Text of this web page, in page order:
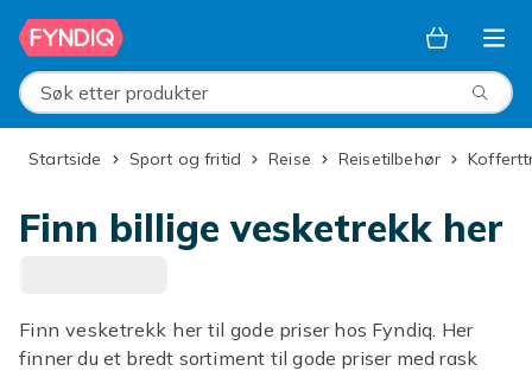
Hopp til hovedinnhold
Søk etter produkter
Startside Sport og fritid Reise Reisetilbehør
Finn billige vesketrekk her
Finn vesketrekk her til gode priser hos Fyndiq. Her
finner du et bredt sortiment til gode priser med rask